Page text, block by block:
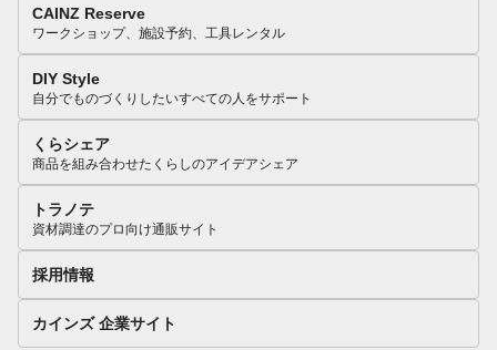
CAINZ Reserve
ワークショップ、施設予約、工具レンタル
DIY Style
自分でものづくりしたいすべての人をサポート
くらシェア
商品を組み合わせたくらしのアイデアシェア
トラノテ
資材調達のプロ向け通販サイト
採用情報
カインズ 企業サイト